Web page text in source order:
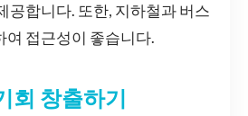
공합니다. 또한, 지하철과 버스
여 접근성이 좋습니다.
회 창출하기